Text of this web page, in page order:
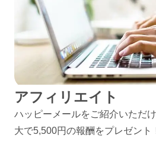
アフィリエイト
ハッピーメールをご紹介いただ
大で5,500円の報酬をプレゼント